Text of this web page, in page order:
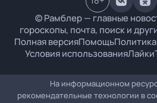
© Рамблер — главные
гороскопы, почта, поиск и
Полная версияПомощь
Условия использованияЛайки
На информационном
рекомендательные технологии в